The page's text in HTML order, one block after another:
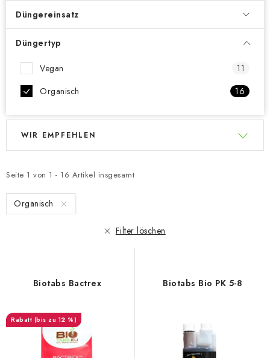
Düngereinsatz
Düngertyp
Vegan
11
Organisch
16
L
t
e
d
d
u
Seite 1 von 1 - 16 Artikel insgesamt
P
d
u
k
i
e
WIR EMPFEHLEN
Organisch
Filter löschen
Biotabs Bactrex
(bis zu 12 %)
Biotabs Bio PK 5-8